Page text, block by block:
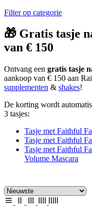
Filter op categorie
🎁 Gratis tasje
van € 150
Ontvang een gratis tasje
aankoop van € 150 aan
supplementen & shakes!
De korting wordt
3 tasjes:
Tasje met Faithful
Tasje met Faithful
Tasje met Faithful
Volume Mascara